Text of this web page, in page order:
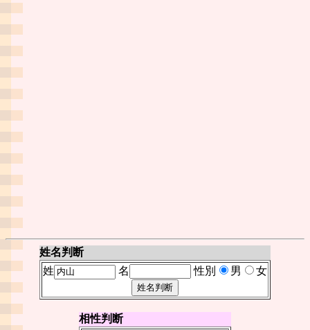
姓名判断
姓
名 性別 男 女
相性判断